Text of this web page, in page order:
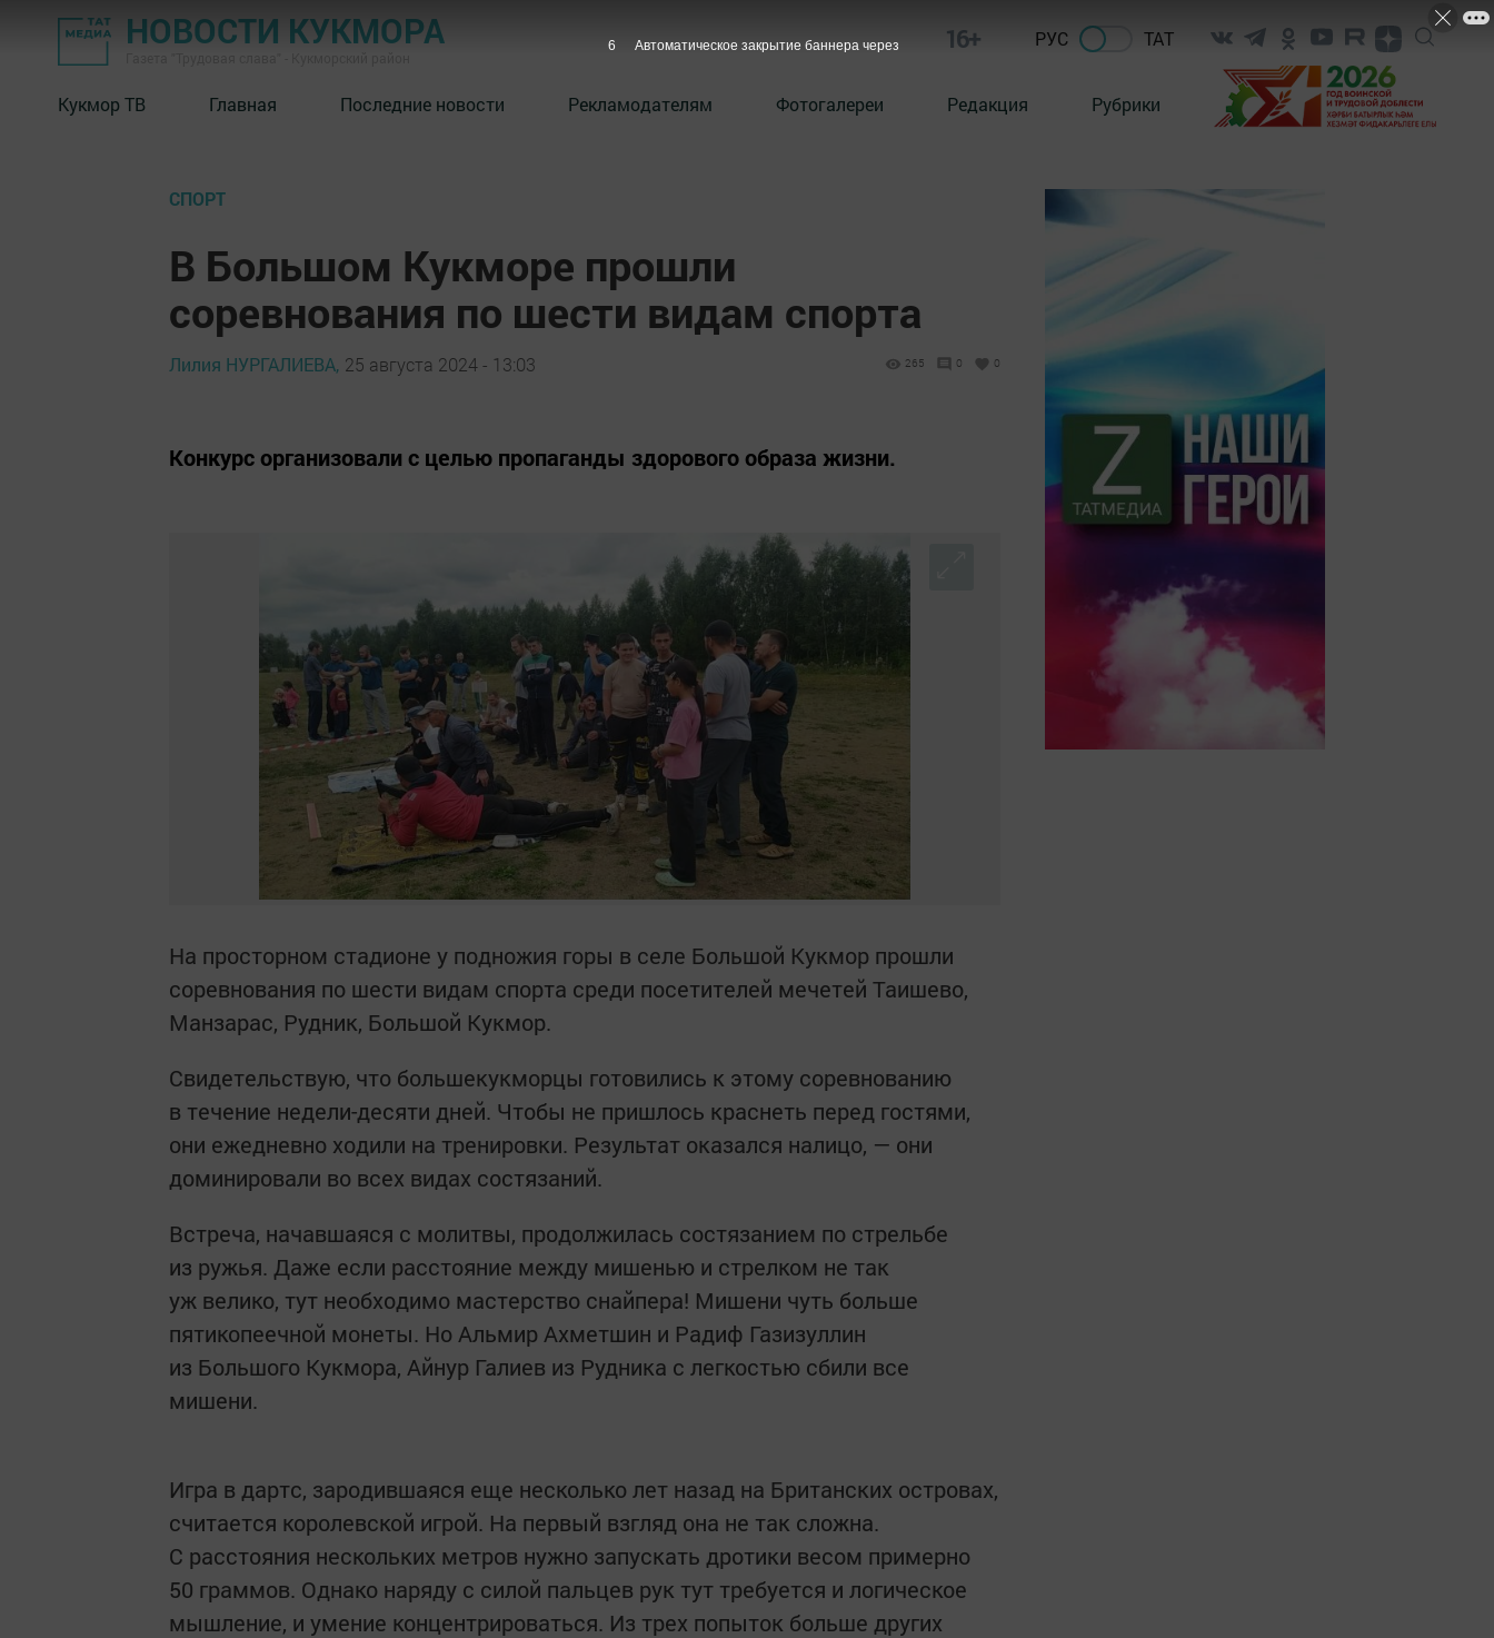
НОВОСТИ КУКМОРА 16+ РУС ТАТ
Кукмор ТВ Главная Последние новости Рекламодателям Фотогалереи Редакция Рубрики
СПОРТ
В Большом Кукморе прошли
соревнования по шести видам спорта
Лилия НУРГАЛИЕВА, 25 августа 2024 - 13:03 265 0 0
Конкурс организовали с целью пропаганды здорового образа жизни.
На просторном стадионе у подножия горы в селе Большой Кукмор прошли
соревнования по шести видам спорта среди посетителей мечетей Таишево,
Манзарас, Рудник, Большой Кукмор.
Свидетельствую, что большекукморцы готовились к этому соревнованию
в течение недели-десяти дней. Чтобы не пришлось краснеть перед гостями,
они ежедневно ходили на тренировки. Результат оказался налицо, — они
доминировали во всех видах состязаний.
Встреча, начавшаяся с молитвы, продолжилась состязанием по стрельбе
из ружья. Даже если расстояние между мишенью и стрелком не так
уж велико, тут необходимо мастерство снайпера! Мишени чуть больше
пятикопеечной монеты. Но Альмир Ахметшин и Радиф Газизуллин
из Большого Кукмора, Айнур Галиев из Рудника с легкостью сбили все
мишени.
Игра в дартс, зародившаяся еще несколько лет назад на Британских островах,
считается королевской игрой. На первый взгляд она не так сложна.
С расстояния нескольких метров нужно запускать дротики весом примерно
50 граммов. Однако наряду с силой пальцев рук тут требуется и логическое
мышление, и умение концентрироваться. Из трех попыток больше других
5 Автоматическое закрытие баннера через